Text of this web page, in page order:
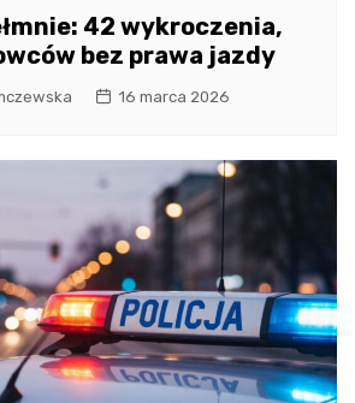
42 wykroczenia,
bez prawa jazdy
16 marca 2026